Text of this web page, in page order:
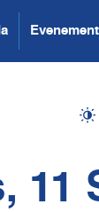
11